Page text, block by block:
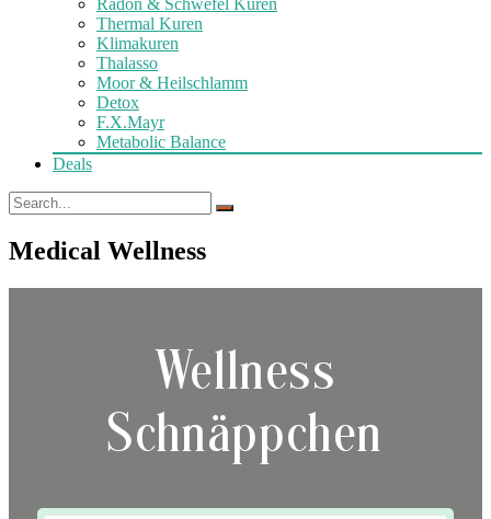
Thermal Kuren
Klimakuren
Thalasso
Moor & Heilschlamm
Detox
F.X.Mayr
Metabolic Balance
Deals
Medical Wellness